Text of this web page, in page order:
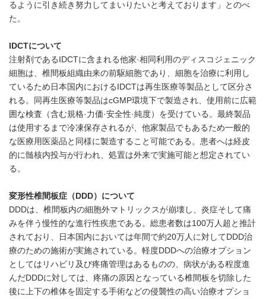
るように引き続き努力してまいりたいと考えております」とのべ
た。
IDCTについて
注射剤であるIDCTに含まれる他家·相同利用のディスコジェニック
細胞は、椎間板組織由来の前駆細胞であり、細胞を治療に利用し
ているため日本国内におけるIDCTは再生医療等製品として区分さ
れる。同再生医療等製品はcGMP環境下で製造され、使用前に広範
囲な検査（含む規格·力価·安全性·純度）を受けている。最終製品
は使用するまで冷凍保存されるが、他家製品でもあるため一般的
な医療用医薬品と同様に製造すること可能である。患者へは経皮
的に髄核内投与が行われ、処置は外来で実施可能と想定されてい
る。
変形性椎間板症（ DDD）について
DDDは、椎間板内の細胞外マトリックスが崩壊し、炎症そして痛
みを伴う慢性的な進行性疾患である。総患者数は100万人超と推計
されており、日本国内においては年間で約20万人に対してDDD治
療のための施術が実施されている。軽度DDDへの治療オプション
としてはリハビリ及び疼痛管理はあるものの、病状がある程度進
んだDDDに対しては、疼痛の原因となっている椎間板を切除した
後に上下の椎体を固定する手術などの侵襲性の高い治療オプショ